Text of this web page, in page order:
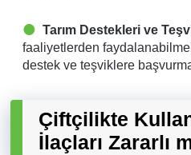
Tarım Destekleri ve
faaliyetlerden
destek ve teşviklere
Çiftçilikte
İlaçları Zararlı